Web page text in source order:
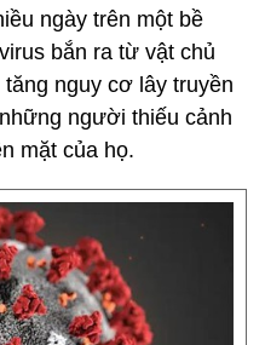
ngày trên một bề
bắn ra từ vật chủ
nguy cơ lây truyền
người thiếu cảnh
mặt của họ.